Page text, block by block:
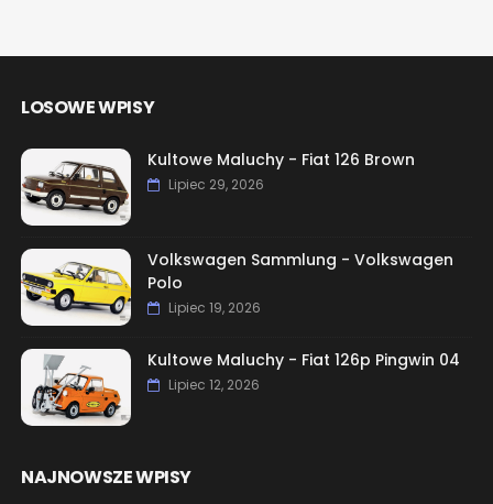
LOSOWE WPISY
Kultowe Maluchy - Fiat 126 Brown
Lipiec 29, 2026
Volkswagen Sammlung - Volkswagen
Polo
Lipiec 19, 2026
Kultowe Maluchy - Fiat 126p Pingwin 04
Lipiec 12, 2026
NAJNOWSZE WPISY